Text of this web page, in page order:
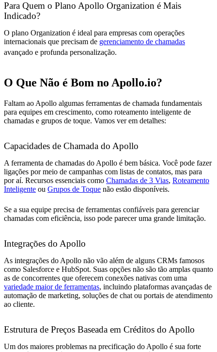
Para Quem o Plano Apollo Organization é Mais
Indicado?
O plano Organization é ideal para empresas com operações
internacionais que precisam de gerenciamento de chamadas
avançado e profunda personalização.
O Que Não é Bom no Apollo.io?
Faltam ao Apollo algumas ferramentas de chamada fundamentais
para equipes em crescimento, como roteamento inteligente de
chamadas e grupos de toque. Vamos ver em detalhes:
Capacidades de Chamada do Apollo
A ferramenta de chamadas do Apollo é bem básica. Você pode fazer
ligações por meio de campanhas com listas de contatos, mas para
por aí. Recursos essenciais como Chamadas de 3 Vias, Roteamento
Inteligente ou Grupos de Toque não estão disponíveis.
Se a sua equipe precisa de ferramentas confiáveis para gerenciar
chamadas com eficiência, isso pode parecer uma grande limitação.
Integrações do Apollo
As integrações do Apollo não vão além de alguns CRMs famosos
como Salesforce e HubSpot. Suas opções não são tão amplas quanto
as de concorrentes que oferecem conexões nativas com uma
variedade maior de ferramentas, incluindo plataformas avançadas de
automação de marketing, soluções de chat ou portais de atendimento
ao cliente.
Estrutura de Preços Baseada em Créditos do Apollo
Um dos maiores problemas na precificação do Apollo é sua forte